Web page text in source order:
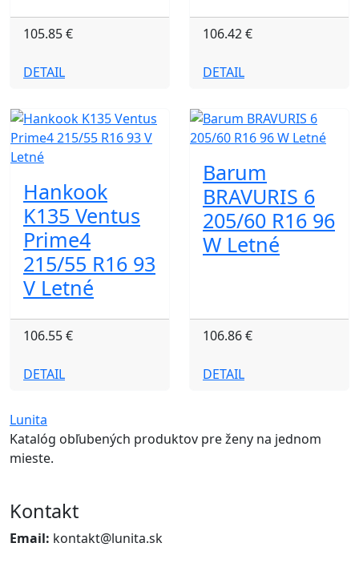
105.85 €
DETAIL
106.42 €
DETAIL
Hankook
K135 Ventus
Prime4
215/55 R16 93
V Letné
106.55 €
DETAIL
Barum
BRAVURIS 6
205/60 R16 96
W Letné
106.86 €
DETAIL
Lunita
Katalóg obľubených produktov pre ženy na jednom
mieste.
Kontakt
Email: kontakt@lunita.sk